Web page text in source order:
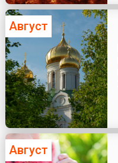
Август
Август